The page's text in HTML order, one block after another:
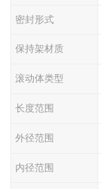
密封形式
保持架材质
滚动体类型
长度范围
外径范围
内径范围